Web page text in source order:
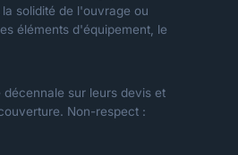
solidité de l'ouvrage ou
éléments d'équipement, le
sur leurs devis et
Non-respect :